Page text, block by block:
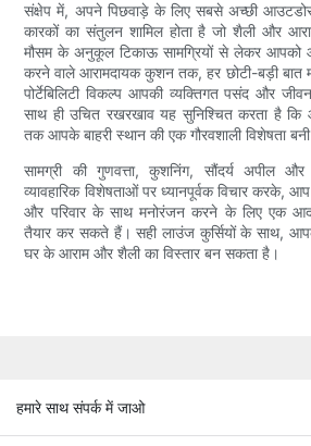
संक्षेप में, अपने पिछवाड़े के लिए सबसे अच्छी
कारकों का संतुलन शामिल होता है जो शैली और
मौसम के अनुकूल टिकाऊ सामग्रियों से लेकर आपको
करने वाले आरामदायक कुशन तक, हर छोटी-बड़ी बात
पोर्टेबिलिटी विकल्प आपकी व्यक्तिगत पसंद और
साथ ही उचित रखरखाव यह सुनिश्चित करता है कि
तक आपके बाहरी स्थान की एक गौरवशाली विशेषता
सामग्री की गुणवत्ता, कुशनिंग, सौंदर्य अपील
व्यावहारिक विशेषताओं पर ध्यानपूर्वक विचार करके,
और परिवार के साथ मनोरंजन करने के लिए एक
तैयार कर सकते हैं। सही लाउंज कुर्सियों के साथ,
घर के आराम और शैली का विस्तार बन सकता है।
हमारे साथ संपर्क में जाओ